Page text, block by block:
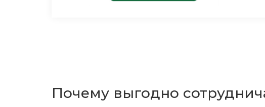
Почему выгодно